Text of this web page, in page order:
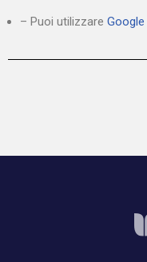
– Puoi utilizzare Google